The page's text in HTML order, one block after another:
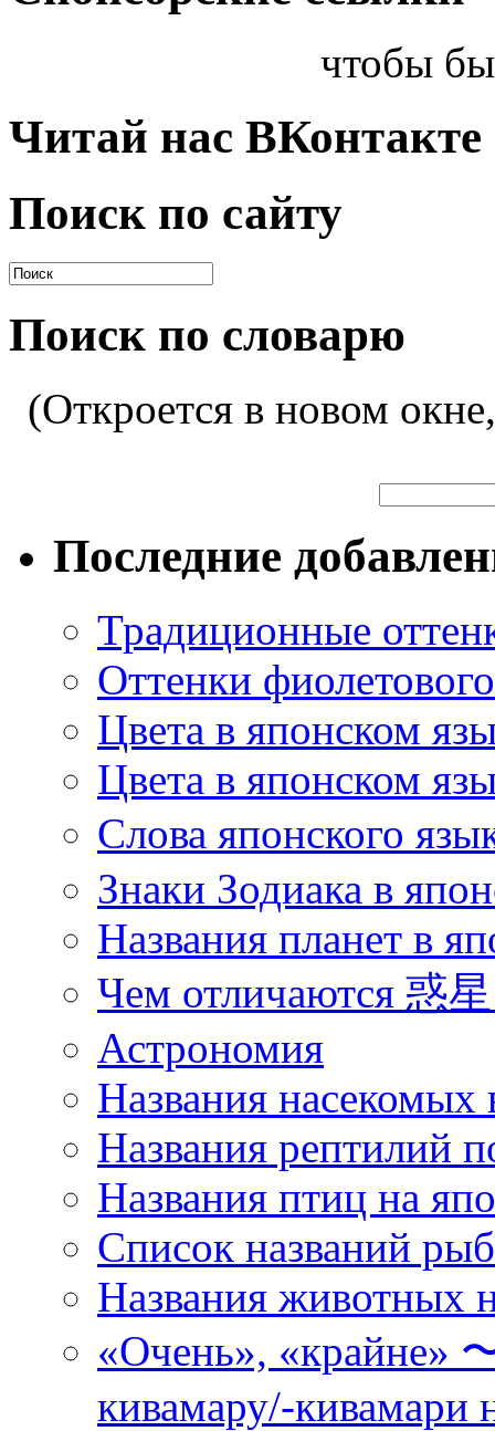
чтобы
Читай нас ВКонтакте
Поиск по сайту
Поиск по словарю
(Откроется в новом
Последние
Традиционные
Оттенки
Цвета в японском
Цвета в японском
Слова японского
Знаки Зодиака в
Названия планет в
Чем отличаются 惑
Астрономия
Названия насекомых
Названия рептилий
Названия птиц на
Список названий
Названия животных
«Очень», «крайне»
кивамару/-кивамари